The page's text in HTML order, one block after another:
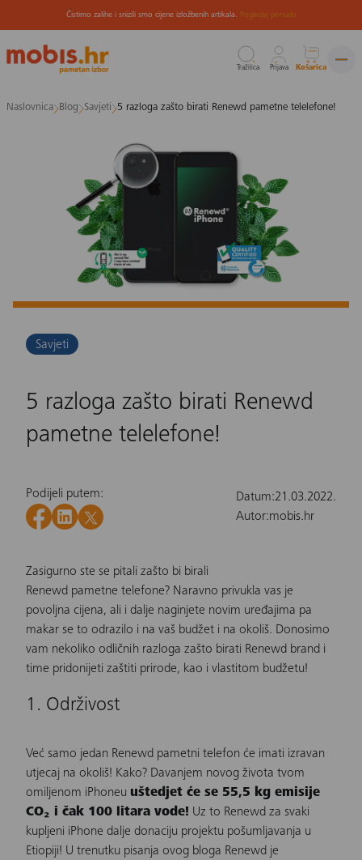
na
Čistimo zalihe i snizili smo cijene izložbenih artikala. Pogledaj ponudu
Tražilica Prijava Košarica
Naslovnica Blog Savjeti 5 razloga zašto birati Renewd pametne telelefone!
Savjeti
5 razloga zašto birati Renewd
pametne telelefone!
Podijeli putem: Datum:21.03.2022.
Autor:mobis.hr
Zasigurno ste se pitali zašto bi birali
Renewd pametne telefone? Naravno privukla vas je
povoljna cijena, ali i dalje naginjete novim uređajima pa
makar se to odrazilo i na vaš budžet i na okoliš. Donosimo
vam nekoliko odličnih razloga zašto birati Renewd brand i
time pridonijeti zaštiti prirode, kao i vlastitom budžetu!
1. Održivost
Već samo jedan Renewd pametni telefon će imati izravan
utjecaj na okoliš! Kako? Davanjem novog života tvom
omiljenom iPhoneu uštedjet će se 55,5 kg emisije
CO₂ i čak 100 litara vode! Uz to Renewd za svaki
kupljeni iPhone dalje donaciju projektu pošumljavanja u
Etiopiji! U trenutku pisanja ovog bloga Renewd je